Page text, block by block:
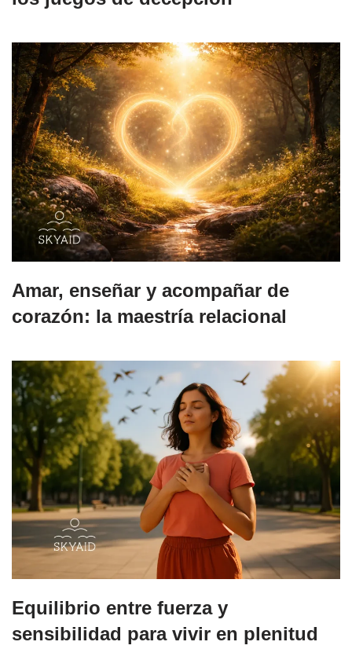
Amar, enseñar y acompañar de
corazón: la maestría relacional
Equilibrio entre fuerza y
sensibilidad para vivir en plenitud